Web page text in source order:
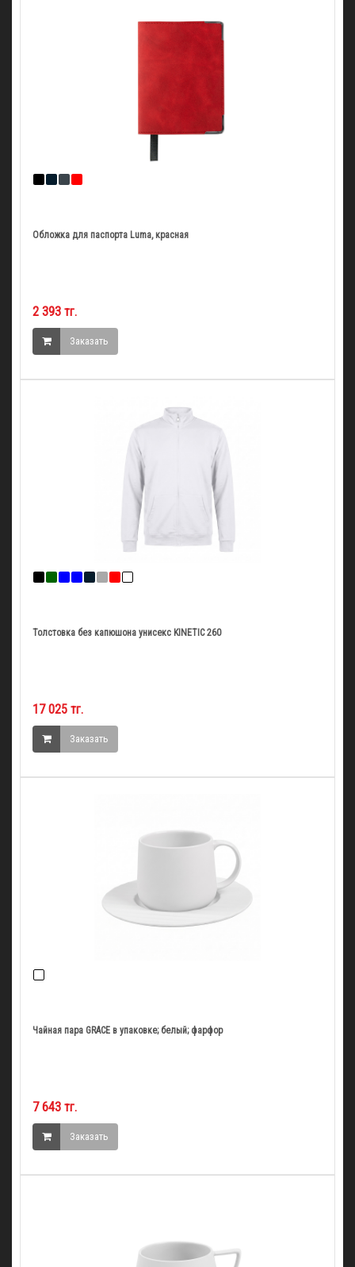
Обложка для паспорта Luma, красная
2 393 тг.
Заказать
Толстовка без капюшона унисекс KINETIC 260
17 025 тг.
Заказать
Чайная пара GRACE в упаковке; белый; фарфор
7 643 тг.
Заказать